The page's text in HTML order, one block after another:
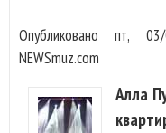
Опубликованопт,
NEWSmuz.com
Алла